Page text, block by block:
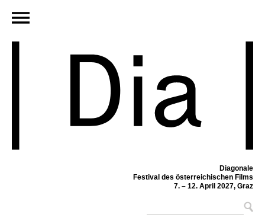
Diagonale
Festival des österreichischen Films
7. – 12. April 2027, Graz